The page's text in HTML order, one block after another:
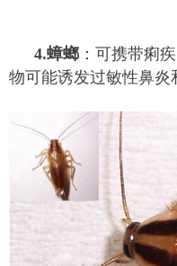
4.蟑螂 ：可携带痢
物可能诱发过敏性鼻炎